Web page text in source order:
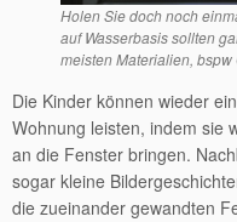
Holen Sie doch noch
auf Wasserbasis sollten
meisten Materialien,
Die Kinder können wieder
Wohnung leisten, indem sie
an die Fenster bringen.
sogar kleine
die zueinander gewandten